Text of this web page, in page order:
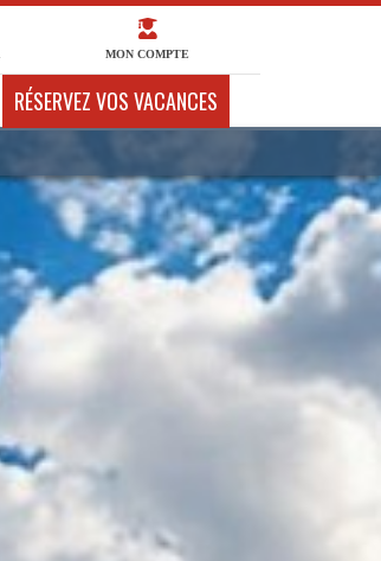
MON COMPTE
RÉSERVEZ VOS VACANCES